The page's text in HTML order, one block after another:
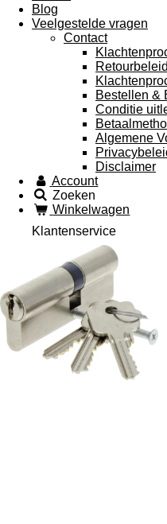
Blog
Veelgestelde vragen
Contact
Bestellen &
Conditie
Algemene
Disclaimer
Account
Zoeken
Winkelwagen
Klantenservice